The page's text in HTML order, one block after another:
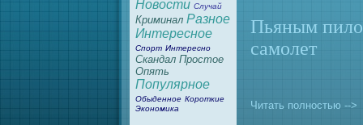
Новости Случай
Криминaл Разное
Интересное
Спорт Интересно
Скандал Простое
Опять
Популярное
Обыденное Короткие
Экономика
Пьяным
caмолет
Читать полностью -->